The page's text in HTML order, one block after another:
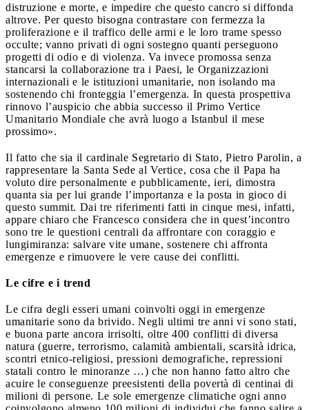
distruzione e morte, e impedire che questo cancro si diffonda
altrove. Per questo bisogna contrastare con fermezza la
proliferazione e il traffico delle armi e le loro trame spesso
occulte; vanno privati di ogni sostegno quanti perseguono
progetti di odio e di violenza. Va invece promossa senza
stancarsi la collaborazione tra i Paesi, le Organizzazioni
internazionali e le istituzioni umanitarie, non isolando ma
sostenendo chi fronteggia l’emergenza. In questa prospettiva
rinnovo l’auspicio che abbia successo il Primo Vertice
Umanitario Mondiale che avrà luogo a Istanbul il mese
prossimo».
Il fatto che sia il cardinale Segretario di Stato, Pietro Parolin, a
rappresentare la Santa Sede al Vertice, cosa che il Papa ha
voluto dire personalmente e pubblicamente, ieri, dimostra
quanta sia per lui grande l’importanza e la posta in gioco di
questo summit. Dai tre riferimenti fatti in cinque mesi, infatti,
appare chiaro che Francesco considera che in quest’incontro
sono tre le questioni centrali da affrontare con coraggio e
lungimiranza: salvare vite umane, sostenere chi affronta
emergenze e rimuovere le vere cause dei conflitti.
Le cifre e i trend
Le cifra degli esseri umani coinvolti oggi in emergenze
umanitarie sono da brivido. Negli ultimi tre anni vi sono stati,
e buona parte ancora irrisolti, oltre 400 conflitti di diversa
natura (guerre, terrorismo, calamità ambientali, scarsità idrica,
scontri etnico-religiosi, pressioni demografiche, repressioni
statali contro le minoranze …) che non hanno fatto altro che
acuire le conseguenze preesistenti della povertà di centinai di
milioni di persone. Le sole emergenze climatiche ogni anno